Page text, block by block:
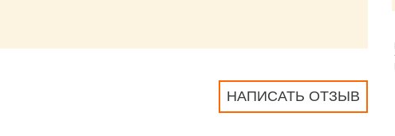
НАПИСАТЬ ОТЗЫВ